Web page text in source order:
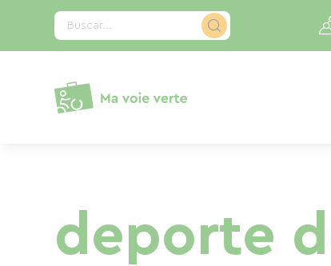
Buscar...
deporte
Panel de gestión de cookies